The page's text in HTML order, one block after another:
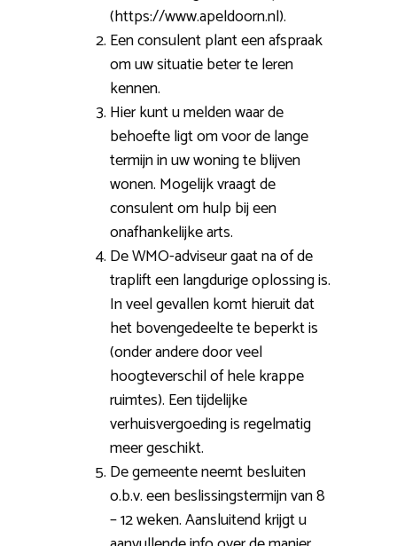
(https://www.apeldoorn.nl).
Een consulent plant een afspraak
om uw situatie beter te leren
kennen.
Hier kunt u melden waar de
behoefte ligt om voor de lange
termijn in uw woning te blijven
wonen. Mogelijk vraagt de
consulent om hulp bij een
onafhankelijke arts.
De WMO-adviseur gaat na of de
traplift een langdurige oplossing is.
In veel gevallen komt hieruit dat
het bovengedeelte te beperkt is
(onder andere door veel
hoogteverschil of hele krappe
ruimtes). Een tijdelijke
verhuisvergoeding is regelmatig
meer geschikt.
De gemeente neemt besluiten
o.b.v. een beslissingstermijn van 8
– 12 weken. Aansluitend krijgt u